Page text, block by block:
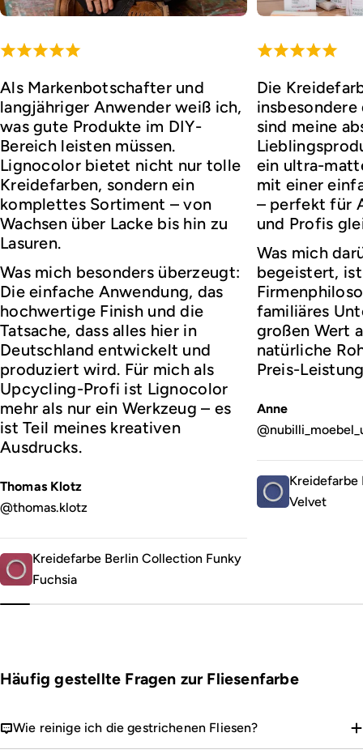
Als Markenbotschafter und
langjähriger Anwender weiß ich,
was gute Produkte im DIY-
Bereich leisten müssen.
Lignocolor bietet nicht nur tolle
Kreidefarben, sondern ein
komplettes Sortiment – von
Wachsen über Lacke bis hin zu
Lasuren.
Was mich besonders überzeugt:
Die einfache Anwendung, das
hochwertige Finish und die
Tatsache, dass alles hier in
Deutschland entwickelt und
produziert wird. Für mich als
Upcycling-Profi ist Lignocolor
mehr als nur ein Werkzeug – es
ist Teil meines kreativen
Ausdrucks.
Thomas Klotz
@thomas.klotz
Kreidefarbe Berlin Collection Funky
Fuchsia
Die
sind meine
ein ultra-
mit einer
– perfekt für
und Profis
Was mich
begeistert,
familiäres
großen Wert
natürliche
Preis-
Anne
Kreidefarbe
Velvet
Häufig gestellte Fragen zur Fliesenfarbe
Wie reinige ich die gestrichenen Fliesen?